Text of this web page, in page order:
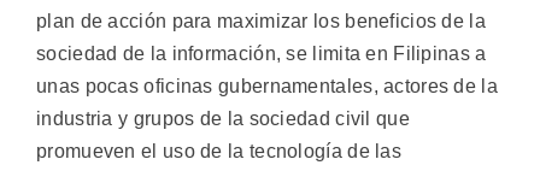
plan de acción para maximizar los beneficios de la
sociedad de la información, se limita en Filipinas a
unas pocas oficinas gubernamentales, actores de la
industria y grupos de la sociedad civil que
promueven el uso de la tecnología de las